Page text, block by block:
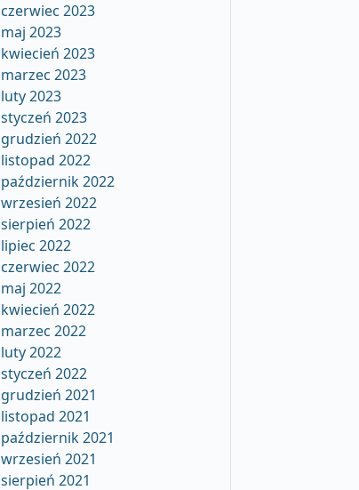
czerwiec 2023
maj 2023
kwiecień 2023
marzec 2023
luty 2023
styczeń 2023
grudzień 2022
listopad 2022
październik 2022
wrzesień 2022
sierpień 2022
lipiec 2022
czerwiec 2022
maj 2022
kwiecień 2022
marzec 2022
luty 2022
styczeń 2022
grudzień 2021
listopad 2021
październik 2021
wrzesień 2021
sierpień 2021